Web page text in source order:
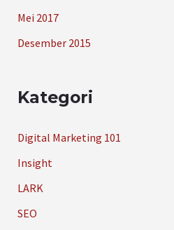
Mei 2017
Desember 2015
Kategori
Digital Marketing 101
Insight
LARK
SEO